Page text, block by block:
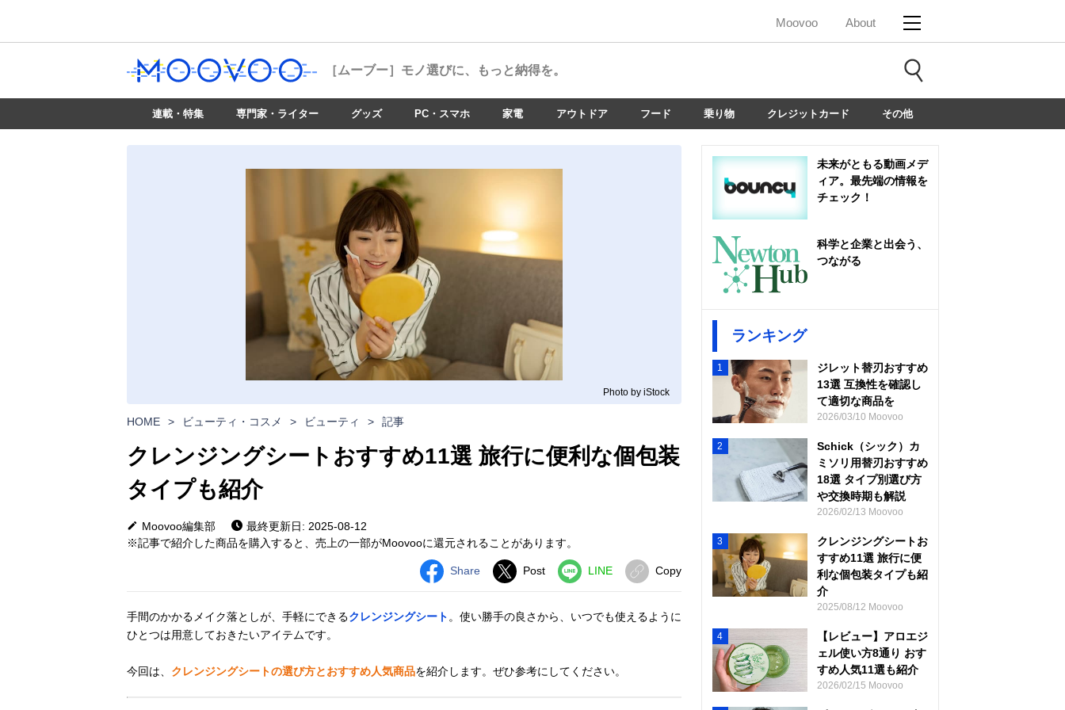
Moovoo About
［ムーブー］ モノ選びに、もっと納得を。
連載・特集 専門家・ライター グッズ PC・スマホ 家電 アウトドア フード 乗り物 クレジットカード その他
Photo by iStock
HOME > ビューティ・コスメ > ビューティ > 記事
クレンジングシートおすすめ11選 旅行に便利な個包装
タイプも紹介
Moovoo編集部
最終更新日: 2025-08-12
※記事で紹介した商品を購入すると、売上の一部がMoovooに還元されることがあります。
Share Post LINE Copy
手間のかかるメイク落としが、手軽にできるクレンジングシート 。使い勝手の良さから、いつでも使えるように
ひとつは用意しておきたいアイテムです。
今回は、 クレンジングシートの選び方とおすすめ人気商品を紹介します。ぜひ参考にしてください。
未来がともる動画メデ
ィア。最先端の情報を
チェック！
科学と企業と出会う、
つながる
ランキング
1
ジレット替刃おすすめ
13選 互換性を確認し
て適切な商品を
2026/03/10 Moovoo
2
Schick（シック）カ
ミソリ用替刃おすすめ
18選 タイプ別選び方
や交換時期も解説
2026/02/13 Moovoo
3
クレンジングシートお
すすめ11選 旅行に便
利な個包装タイプも紹
介
2025/08/12 Moovoo
4
【レビュー】アロエジ
ェル使い方8通り おす
すめ人気11選も紹介
2026/02/15 Moovoo